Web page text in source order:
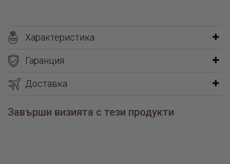
Характеристика
Гаранция
Доставка
Завърши визията с тези продукти